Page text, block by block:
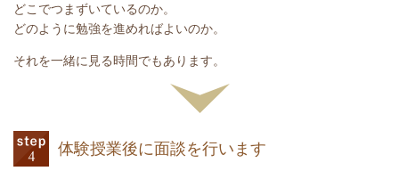
どこでつまずいているのか。
どのように勉強を進めればよいのか。
それを一緒に見る時間でもあります。
体験授業後に面談を行います